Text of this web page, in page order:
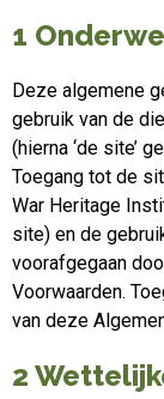
1
Deze algemene
gebruik van de
(hierna ‘de site’
Toegang tot de
War Heritage
site) en de
voorafgegaan
Voorwaarden.
van deze
2